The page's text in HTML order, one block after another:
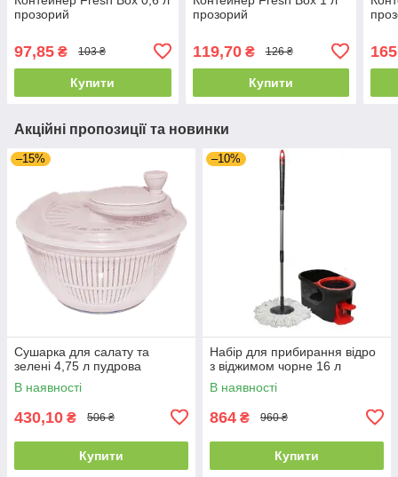
прозорий
97,85 ₴ 103 ₴
Купити
прозорий
119,70₴ 126 ₴
Купити
Акційні пропозиції та новинки
–15%
Сушарка для салату та
зелені 4,75 л пудрова
В наявності
430,10 ₴ 506 ₴
Купити
–10%
Набір для прибирання відро
з віджимом чорне 16 л
В наявності
864 ₴ 960 ₴
Купити